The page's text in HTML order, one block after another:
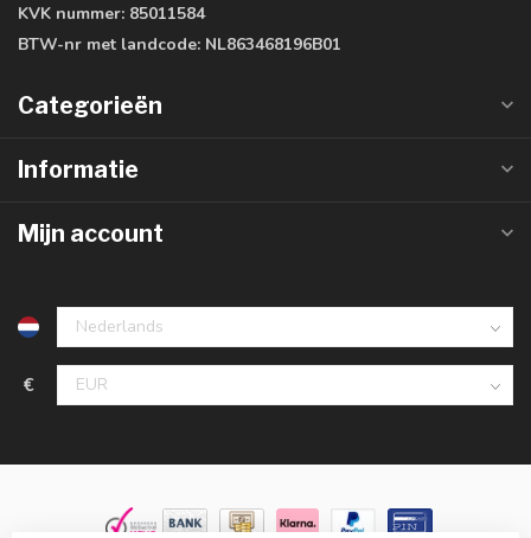
KVK nummer: 85011584
BTW-nr met landcode: NL863468196B01
Categorieën
Informatie
Mijn account
€